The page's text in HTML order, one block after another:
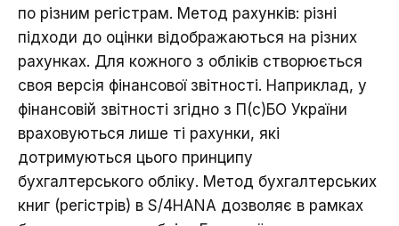
по різним регістрам. Метод рахунків: різні
підходи до оцінки відображаються на різних
рахунках. Для кожного з обліків створюється
своя версія фінансової звітності. Наприклад, у
фінансовій звітності згідно з П(с)БО України
враховуються лише ті рахунки, які
дотримуються цього принципу
бухгалтерського обліку. Метод бухгалтерських
книг (регістрів) в S/4HANA дозволяє в рамках